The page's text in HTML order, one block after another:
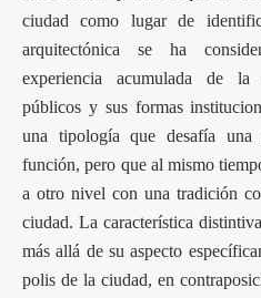
ciudad como lugar de
arquitectónica se ha
experiencia acumulada de la
públicos y sus formas
una tipología que desafía
función, pero que al mismo
a otro nivel con una tradición
ciudad. La característica
más allá de su aspecto
polis de la ciudad, en